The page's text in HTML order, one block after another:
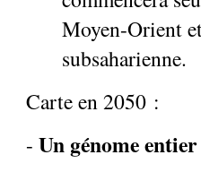
Moyen-Orient
subsaharienne.
Carte en 2050 :
-Un génome